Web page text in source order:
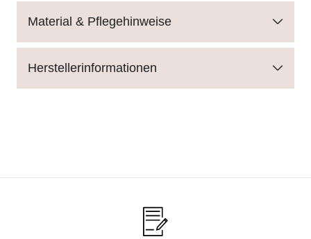
Material & Pflegehinweise
Herstellerinformationen